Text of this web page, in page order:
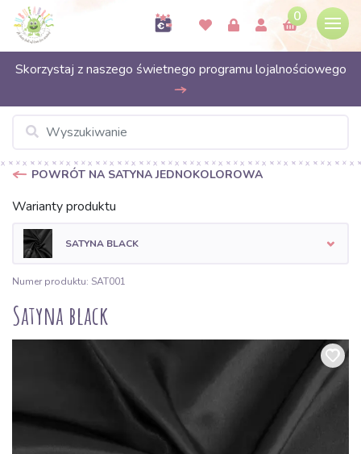
0
Skorzystaj z naszego świetnego programu lojalnościowego
POWRÓT NA SATYNA JEDNOKOLOROWA
Warianty produktu
SATYNA BLACK
Numer produktu: SAT001
Satyna black